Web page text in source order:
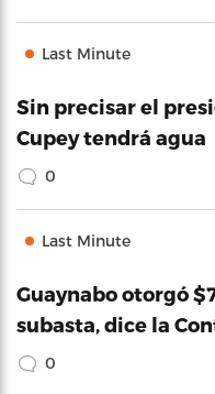
Last Minute
Sin precisar el
Cupey tendrá agua
0
Last Minute
Guaynabo otorgó
subasta, dice la
0